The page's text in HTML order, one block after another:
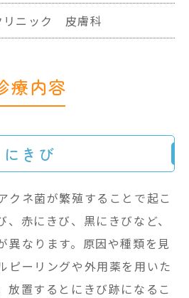
リニック 皮膚科
療内容
にきび
クネ菌が繁殖することで起こ
、赤にきび、黒にきびなど、
異なります。原因や種類を見
ピーリングや外用薬を用いた
放置するとにきび跡になるこ